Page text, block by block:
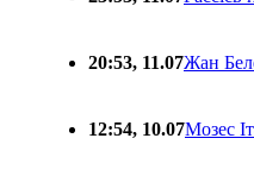
20:53, 11.07Жан
12:54, 10.07Мозес